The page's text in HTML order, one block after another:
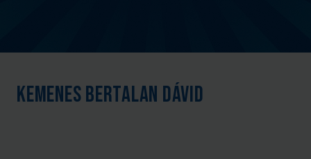
Kemenes Bertalan Dávid